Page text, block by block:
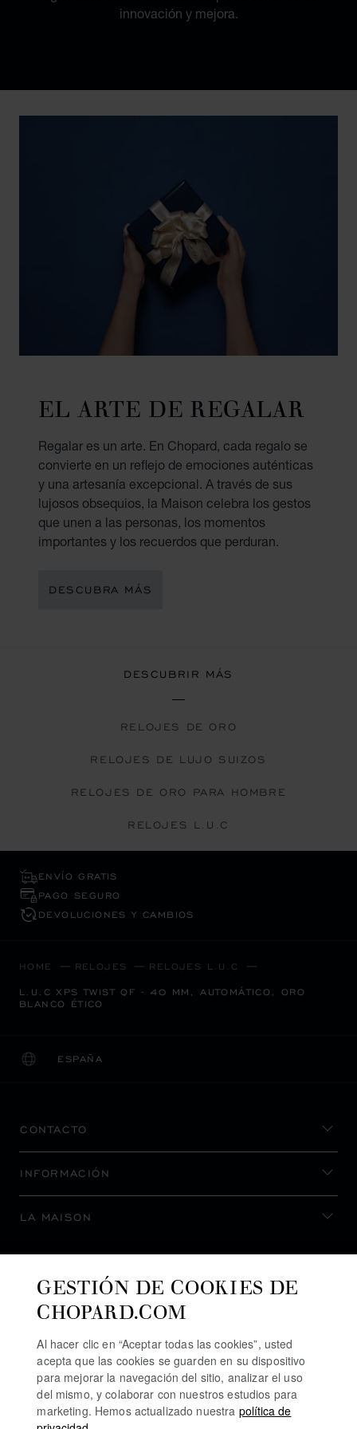
innovación y mejora.
EL ARTE DE REGALAR
Regalar es un arte. En Chopard, cada regalo se
convierte en un reflejo de emociones auténticas
y una artesanía excepcional. A través de sus
lujosos obsequios, la Maison celebra los gestos
que unen a las personas, los momentos
importantes y los recuerdos que perduran.
DESCUBRA MÁS
DESCUBRIR MÁS
RELOJES DE ORO
RELOJES DE LUJO SUIZOS
RELOJES DE ORO PARA HOMBRE
RELOJES L.U.C
ENVÍO GRATIS
PAGO SEGURO
DEVOLUCIONES Y CAMBIOS
HOME RELOJES RELOJES L.U.C
L.U.C XPS TWIST QF - 40 MM, AUTOMÁTICO, ORO
BLANCO ÉTICO
ESPAÑA
LOCALIZACIÓN (CAMBIAR PAÍS)
CAMBIAR PAÍS
CONTACTO
INFORMACIÓN
LA MAISON
SUSCRIBIRSE AL BOLETÍN
GESTIÓN DE COOKIES DE
CHOPARD.COM
Al hacer clic en “Aceptar todas las cookies”, usted
acepta que las cookies se guarden en su dispositivo
para mejorar la navegación del sitio, analizar el uso
del mismo, y colaborar con nuestros estudios para
marketing. Hemos actualizado nuestra política de